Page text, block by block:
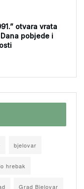
otvara vrata
pobjede i
bjelovar
hrebak
Grad Bjelovar